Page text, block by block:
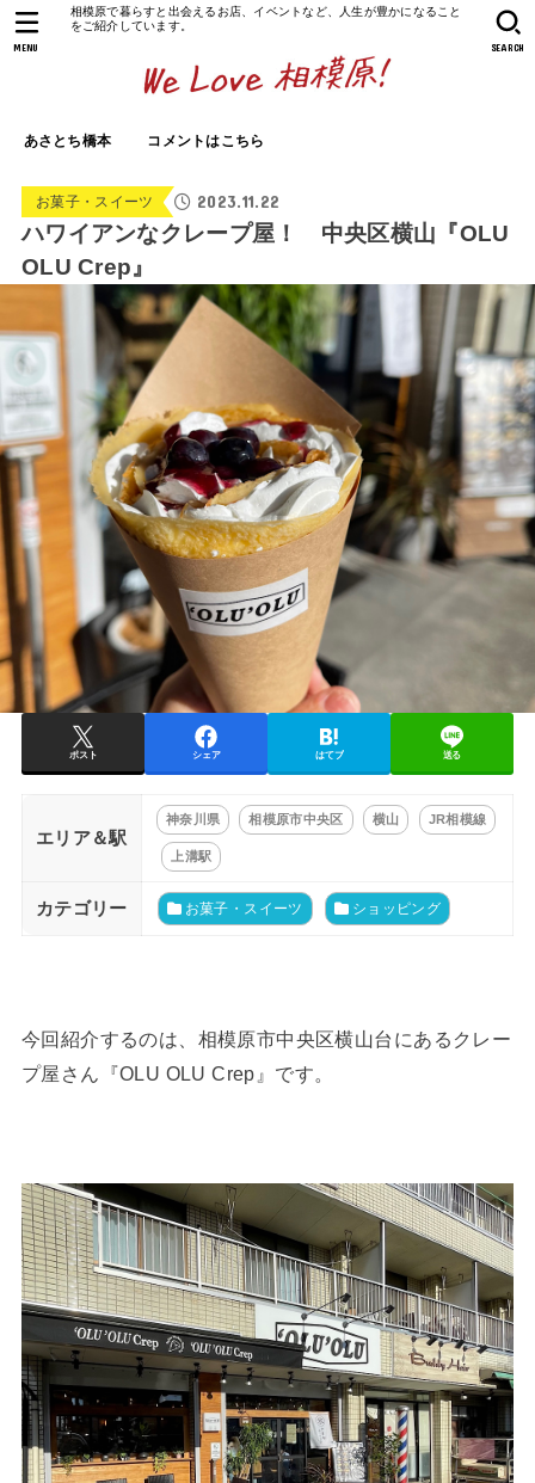
相模原で暮らすと出会えるお店、イベントなど、人生が豊かになること
をご紹介しています。
あさとち橋本 コメントはこちら
SEARCH
MENU
お菓子・スイーツ 2023.11.22
ハワイアンなクレープ屋！ 中央区横山『OLU
OLU Crep』
ポスト シェア はてブ 送る
エリア＆駅
神奈川県 相模原市中央区 横山 JR相模線
上溝駅
カテゴリー お菓子・スイーツ ショッピング
今回紹介するのは、相模原市中央区横山台にあるクレー
プ屋さん『OLU OLU Crep』です。